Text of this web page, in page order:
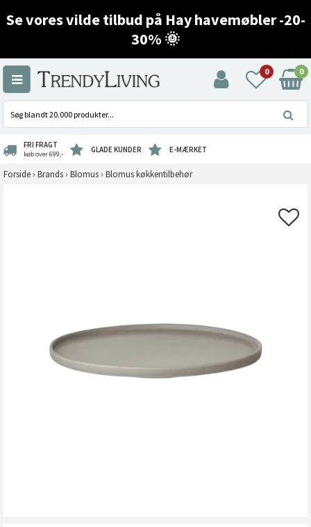
Se vores vilde tilbud på Hay havemøbler -20-
30% 🌞
0 0
FRI FRAGT
køb over 699,- GLADE KUNDER E-MÆRKET
Forside › Brands › Blomus › Blomus køkkentilbehør